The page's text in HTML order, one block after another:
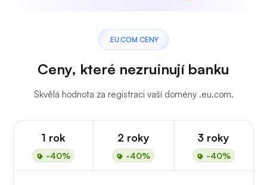
.EU.COM CENY
Ceny, které nezruinují banku
Skvělá hodnota za registraci vaší domény .eu.com.
1 rok
-40%
2 roky
-40%
3 roky
-40%